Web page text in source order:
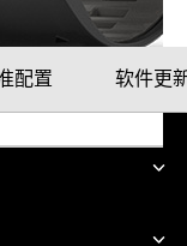
配置 软件更